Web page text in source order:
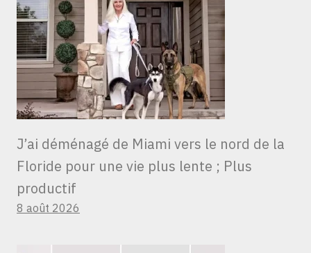
J’ai déménagé de Miami vers le nord de la
Floride pour une vie plus lente ; Plus
productif
8 août 2026